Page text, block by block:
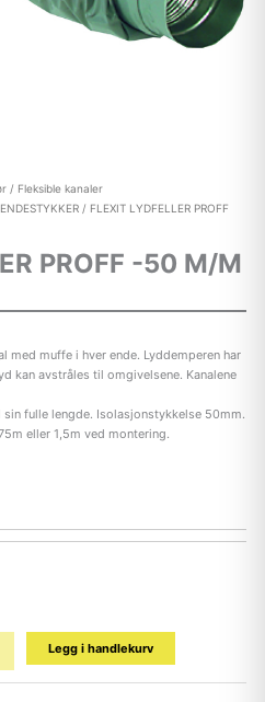
/ Fleksible kanaler
/ FLEXIT LYDFELLER PROFF
PROFF -50 M/M
med muffe i hver ende. Lyddemperen har
kan avstråles til omgivelsene. Kanalene
fulle lengde. Isolasjonstykkelse 50mm.
eller 1,5m ved montering.
Legg i handlekurv